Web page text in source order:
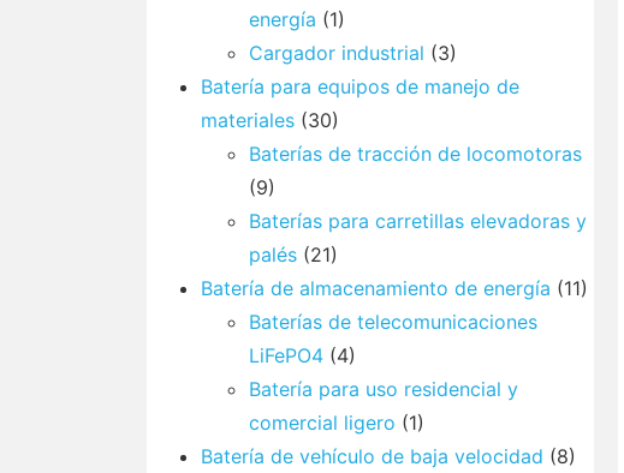
energía (1)
Cargador industrial (3)
Batería para equipos de manejo de
materiales (30)
Baterías de tracción de locomotoras
(9)
Baterías para carretillas elevadoras y
palés (21)
Batería de almacenamiento de energía (11)
Baterías de telecomunicaciones
LiFePO4 (4)
Batería para uso residencial y
comercial ligero (1)
Batería de vehículo de baja velocidad (8)